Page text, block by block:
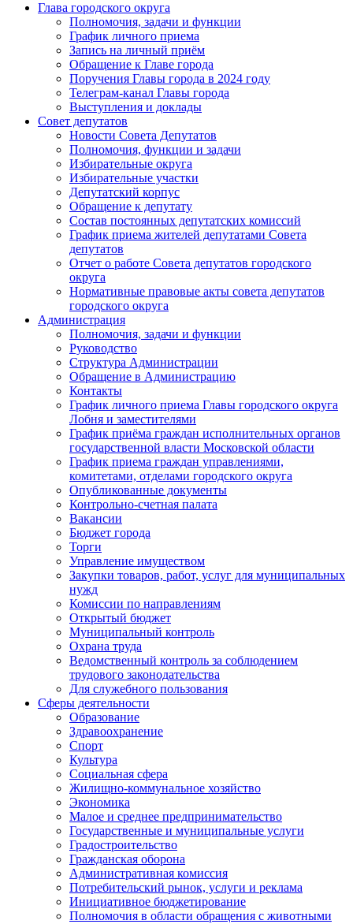
Глава городского округа
Полномочия, задачи и функции
График личного приема
Запись на личный приём
Обращение к Главе города
Поручения Главы города в 2024 году
Телеграм-канал Главы города
Выступления и доклады
Совет депутатов
Новости Совета Депутатов
Полномочия, функции и задачи
Избирательные округа
Избирательные участки
Депутатский корпус
Обращение к депутату
Состав постоянных депутатских комиссий
График приема жителей депутатами Совета
депутатов
Отчет о работе Совета депутатов городского
округа
Нормативные правовые акты совета депутатов
городского округа
Администрация
Полномочия, задачи и функции
Руководство
Структура Администрации
Обращение в Администрацию
Контакты
График личного приема Главы городского округа
Лобня и заместителями
График приёма граждан исполнительных органов
государственной власти Московской области
График приема граждан управлениями,
комитетами, отделами городского округа
Опубликованные документы
Контрольно-счетная палата
Вакансии
Бюджет города
Торги
Управление имуществом
Закупки товаров, работ, услуг для муниципальных
нужд
Комиссии по направлениям
Открытый бюджет
Муниципальный контроль
Охрана труда
Ведомственный контроль за соблюдением
трудового законодательства
Для служебного пользования
Сферы деятельности
Образование
Здравоохранение
Спорт
Культура
Социальная сфера
Жилищно-коммунальное хозяйство
Экономика
Малое и среднее предпринимательство
Государственные и муниципальные услуги
Градостроительство
Гражданская оборона
Административная комиссия
Потребительский рынок, услуги и реклама
Инициативное бюджетирование
Полномочия в области обращения с животными